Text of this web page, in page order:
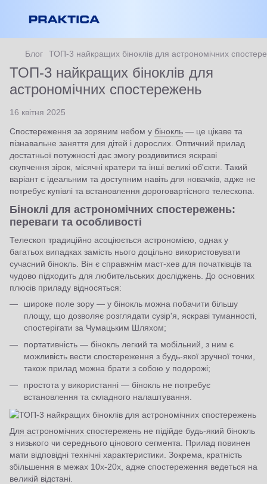
Блог ТОП-3 найкращих біноклів для астрономічних
ТОП-3 найкращих біноклів для
астрономічних спостережень
16 квітня 2025
Спостереження за зоряним небом у бінокль — це цікаве та
пізнавальне заняття для дітей і дорослих. Оптичний прилад
достатньої потужності дає змогу роздивитися яскраві
скупчення зірок, місячні кратери та інші великі об'єкти. Такий
варіант є ідеальним та доступним навіть для новачків, адже не
потребує купівлі та встановлення дороговартісного телескопа.
Біноклі для астрономічних спостережень:
переваги та особливості
Телескоп традиційно асоціюється астрономією, однак у
багатьох випадках замість нього доцільно використовувати
сучасний бінокль. Він є справжнім маст-хев для початківців та
чудово підходить для любительських досліджень. До основних
плюсів приладу відносяться:
широке поле зору — у бінокль можна побачити більшу
площу, що дозволяє розглядати сузір'я, яскраві туманності,
спостерігати за Чумацьким Шляхом;
портативність — бінокль легкий та мобільний, з ним є
можливість вести спостереження з будь-якої зручної точки,
також прилад можна брати з собою у подорожі;
простота у використанні — бінокль не потребує
встановлення та складного налаштування.
Для астрономічних спостережень не підійде будь-який бінокль
з низького чи середнього цінового сегмента. Прилад повинен
мати відповідні технічні характеристики. Зокрема, кратність
збільшення в межах 10x-20x, адже спостереження ведеться на
великій відстані.